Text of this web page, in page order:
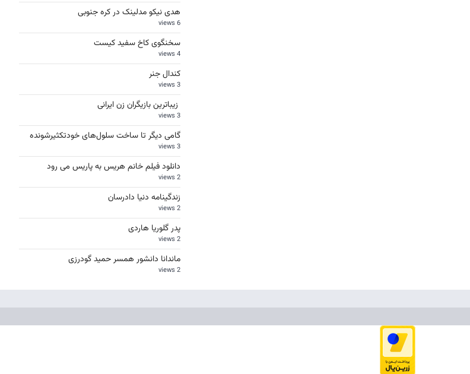
هدی نیکو مدلینک در کره جنوبی
6 views
سخنگوی کاخ سفید کیست
4 views
کندال جنر
3 views
زیباترین بازیگران زن ایرانی
3 views
گامی دیگر تا ساخت سلول‌های خودتکثیرشونده
3 views
دانلود فیلم خانم هریس به پاریس می رود
2 views
زندگینامه دنیا دادرسان
2 views
پدر گلوریا هاردی
2 views
ماندانا دانشور همسر حمید گودرزی
2 views